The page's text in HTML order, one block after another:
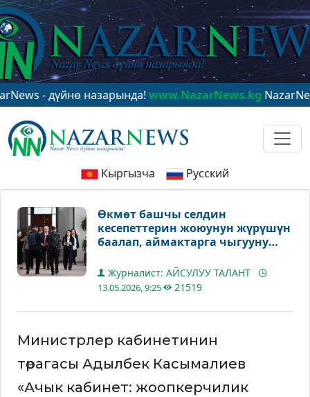
дүйнө назарында!www.NazarNews.kgNazarNews - в
Кыргызча Русский
Өкмөт башчы селдин
кесепеттерин жоюунун жүрүшүн
баалап, аймактарга чыгууну
Журналист: АЙСУЛУУ ТАЛАНТ
13.05.2026, 9:25 21519
Министрлер кабинетинин
төрагасы Адылбек Касымалиев
«Ачык кабинет: жоопкерчилик